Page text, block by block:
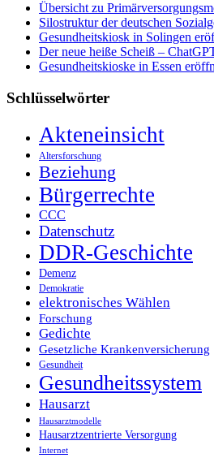
Übersicht zu
Silostruktur der deutschen
Gesundheitskiosk in Solingen
Der neue heiße Scheiß –
Gesundheitskioske in Essen
Schlüsselwörter
Akteneinsicht
Altersforschung
Beziehung
Bürgerrechte
CCC
Datenschutz
DDR-Geschichte
Demenz
Demokratie
elektronisches Wählen
Forschung
Gedichte
Gesetzliche Krankenversicherung
Gesundheit
Gesundheitssystem
Hausarzt
Hausarztmodelle
Hausarztzentrierte Versorgung
Internet